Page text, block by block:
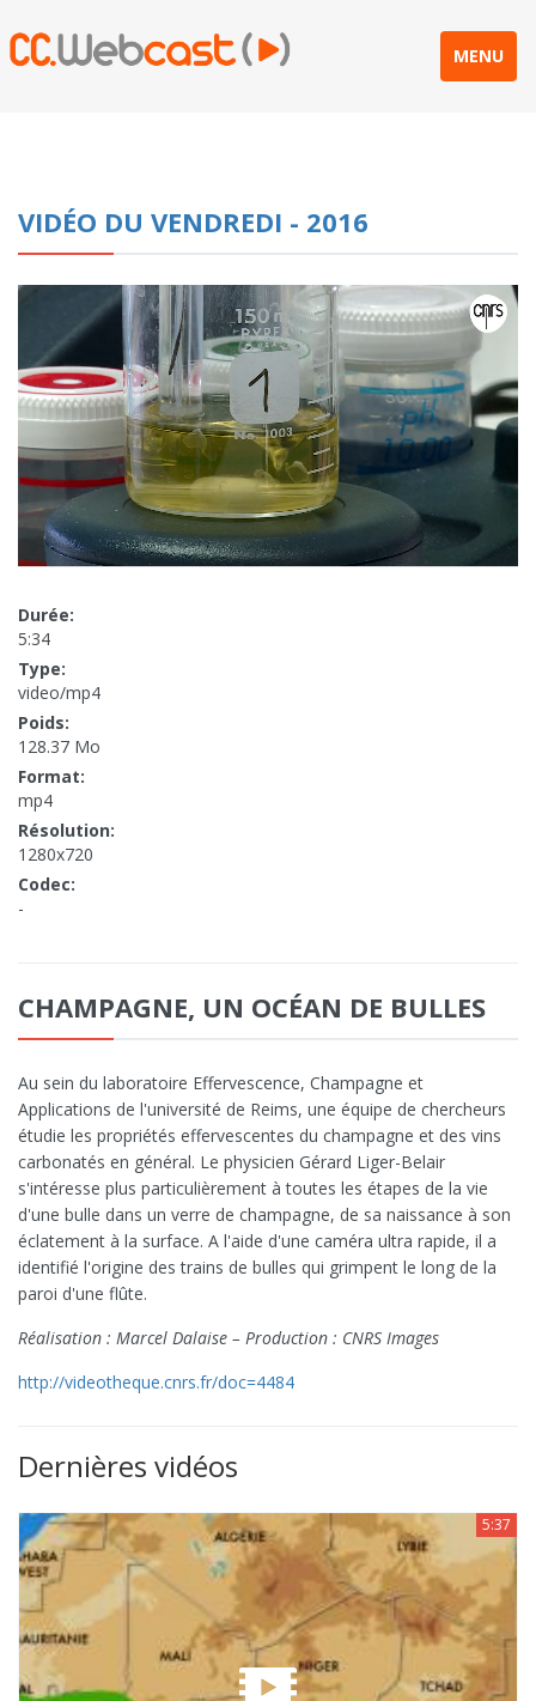
MENU
VIDÉO DU VENDREDI - 2016
Durée:
5:34
Type:
video/mp4
Poids:
128.37 Mo
Format:
mp4
Résolution:
1280x720
Codec:
-
CHAMPAGNE, UN OCÉAN DE BULLES
Au sein du laboratoire Effervescence, Champagne et
Applications de l'université de Reims, une équipe de chercheurs
étudie les propriétés effervescentes du champagne et des vins
carbonatés en général. Le physicien Gérard Liger-Belair
s'intéresse plus particulièrement à toutes les étapes de la vie
d'une bulle dans un verre de champagne, de sa naissance à son
éclatement à la surface. A l'aide d'une caméra ultra rapide, il a
identifié l'origine des trains de bulles qui grimpent le long de la
paroi d'une flûte.
Réalisation : Marcel Dalaise – Production : CNRS Images
http://videotheque.cnrs.fr/doc=4484
Dernières vidéos
5:37